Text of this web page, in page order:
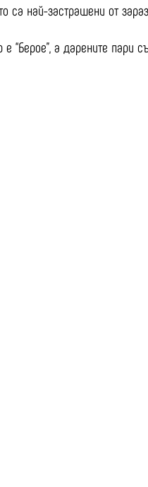
са най-застрашени от
а дарените пари